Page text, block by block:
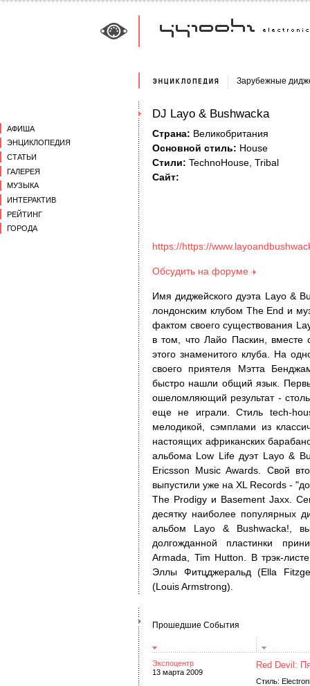
АФИША
ЭНЦИКЛОПЕДИЯ
СТАТЬИ
ГАЛЕРЕЯ
МУЗЫКА
ИНТЕРАКТИВ
РЕЙТИНГ
ГОРОДА
Зарубежные
DJ Layo & Bushwacka
Страна: Великобритания
Основной стиль: House
Стили: TechnoHouse, Tribal
Сайт:
https://https://
Обсудить на форуме
Имя диджейского дуэта Layo &
лондонским клубом The End и
фактом своего существования
в том, что Лайо Паскин, вместе
этого знаменитого клуба. На
своего приятеля Мэтта
быстро нашли общий язык.
ошеломляющий результат -
еще не играли. Стиль tech-
мелодикой, сэмплами из
настоящих африканских
альбома Low Life дуэт Layo &
Ericsson Music Awards. Свой
выпустили уже на XL Records -
The Prodigy и Basement Jaxx.
десятку наиболее популярных
альбом Layo & Bushwacka!,
долгожданной пластинки
Armada, Tim Hutton. В трэк-
Эллы Фитцджеральд (Ella
(Louis Armstrong).
Прошедшие События
Экспоцентр
13 марта 2009
Red Devil:
Стиль: